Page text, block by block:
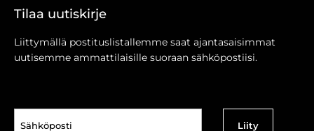
Tilaa uutiskirje
Liittymällä postituslistallemme saat ajantasaisimmat
uutisemme ammattilaisille suoraan sähköpostiisi.